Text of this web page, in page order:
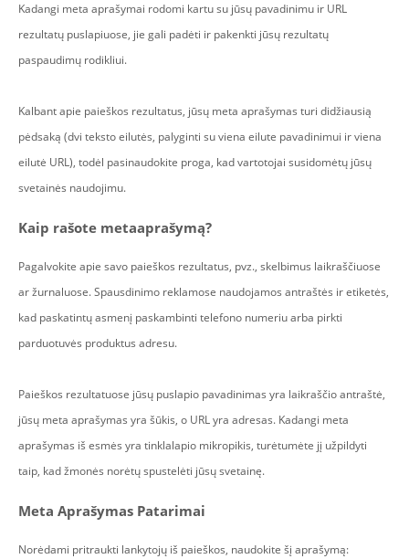
Kadangi meta aprašymai rodomi kartu su jūsų pavadinimu ir URL
rezultatų puslapiuose, jie gali padėti ir pakenkti jūsų rezultatų
paspaudimų rodikliui.
Kalbant apie paieškos rezultatus, jūsų meta aprašymas turi didžiausią
pėdsaką (dvi teksto eilutės, palyginti su viena eilute pavadinimui ir viena
eilutė URL), todėl pasinaudokite proga, kad vartotojai susidomėtų jūsų
svetainės naudojimu.
Kaip rašote metaaprašymą?
Pagalvokite apie savo paieškos rezultatus, pvz., skelbimus laikraščiuose
ar žurnaluose. Spausdinimo reklamose naudojamos antraštės ir etiketės,
kad paskatintų asmenį paskambinti telefono numeriu arba pirkti
parduotuvės produktus adresu.
Paieškos rezultatuose jūsų puslapio pavadinimas yra laikraščio antraštė,
jūsų meta aprašymas yra šūkis, o URL yra adresas. Kadangi meta
aprašymas iš esmės yra tinklalapio mikropikis, turėtumėte jį užpildyti
taip, kad žmonės norėtų spustelėti jūsų svetainę.
Meta Aprašymas Patarimai
Norėdami pritraukti lankytojų iš paieškos, naudokite šį aprašymą: